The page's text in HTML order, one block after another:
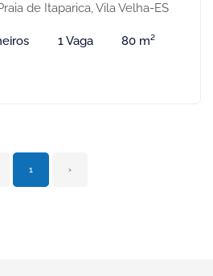
de Itaparica, Vila Velha-ES
1 Vaga 80 m²
1 ›